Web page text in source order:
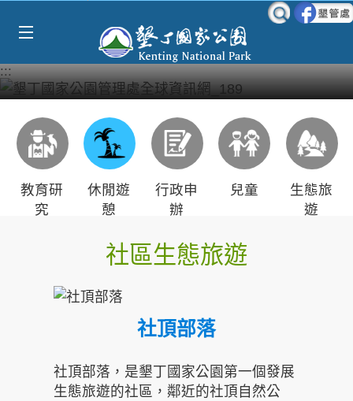
:::
教育研
究
休閒遊
憩
行政申
辦
兒童
生態旅
遊
社區生態旅遊
社頂部落
社頂部落，是墾丁國家公園第一個發展
生態旅遊的社區，鄰近的社頂自然公